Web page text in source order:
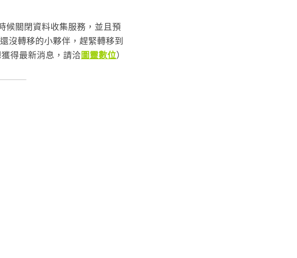
候關閉資料收集服務，並且預
沒轉移的小夥伴，趕緊轉移到
得最新消息，請洽圖靈數位）